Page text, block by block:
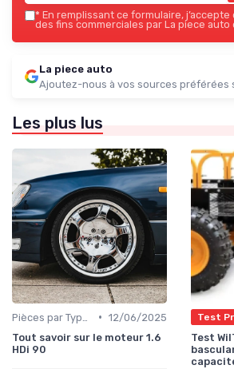
* En remplissant ce formulaire, j’accepte
des fins commerciales par La piece auto
La piece auto
Ajoutez-nous à vos sources préférées
Les plus lus
• 12/06/2025
Tout savoir sur le moteur 1.6
HDi 90
Test
Test